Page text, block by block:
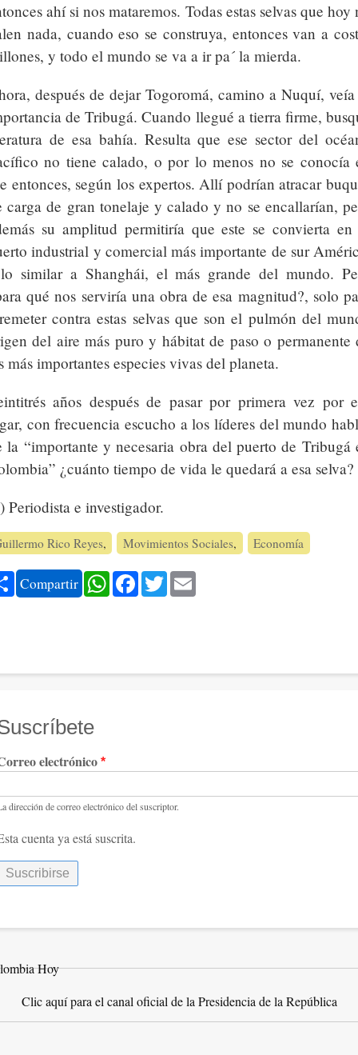
ahí si nos mataremos. Todas estas selvas que hoy
nada, cuando eso se construya, entonces van a
y todo el mundo se va a ir pa´ la mierda.
después de dejar Togoromá, camino a Nuquí,
de Tribugá. Cuando llegué a tierra firme,
de esa bahía. Resulta que ese sector del
no tiene calado, o por lo menos no se conocía
entonces, según los expertos. Allí podrían atracar
carga de gran tonelaje y calado y no se encallarían,
su amplitud permitiría que este se convierta
industrial y comercial más importante de sur
similar a Shanghái, el más grande del mundo.
qué nos serviría una obra de esa magnitud?, solo
contra estas selvas que son el pulmón del
del aire más puro y hábitat de paso o permanente
más importantes especies vivas del planeta.
años después de pasar por primera vez por
con frecuencia escucho a los líderes del mundo
la “importante y necesaria obra del puerto de Tribugá
¿cuánto tiempo de vida le quedará a esa selva?
Periodista e investigador.
Rico Reyes Movimientos Sociales Economía
Share
Compartir WhatsApp
Facebook
Twitter
electrónico
dirección de correo electrónico del suscriptor.
cuenta ya está suscrita.
Clic aquí para el canal oficial de la Presidencia de la República